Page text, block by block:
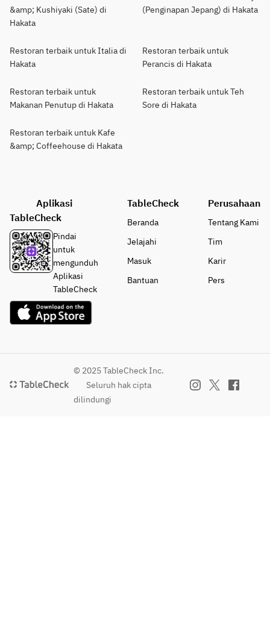
&amp; Kushiyaki (Sate) di
Hakata
(Penginapan Jepang) di Hakata
Restoran terbaik untuk Italia di
Hakata
Restoran terbaik untuk
Perancis di Hakata
Restoran terbaik untuk
Makanan Penutup di Hakata
Restoran terbaik untuk Teh
Sore di Hakata
Restoran terbaik untuk Kafe
&amp; Coffeehouse di Hakata
Aplikasi
TableCheck
Pindai
untuk
mengunduh
Aplikasi
TableCheck
TableCheck
Beranda
Jelajahi
Masuk
Bantuan
Perusahaan
Tentang Kami
Tim
Karir
Pers
© 2025 TableCheck Inc.
Seluruh hak cipta
dilindungi